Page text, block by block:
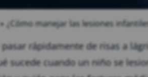
¿Cómo manejar las lesiones
rápidamente de risas a
sucede cuando un niño se